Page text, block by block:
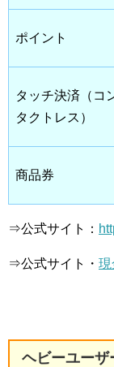
ポイント
タッチ決済（コ
タクトレス）
商品券
⇒公式サイト：
⇒公式サイト・ 現
ヘビーユー